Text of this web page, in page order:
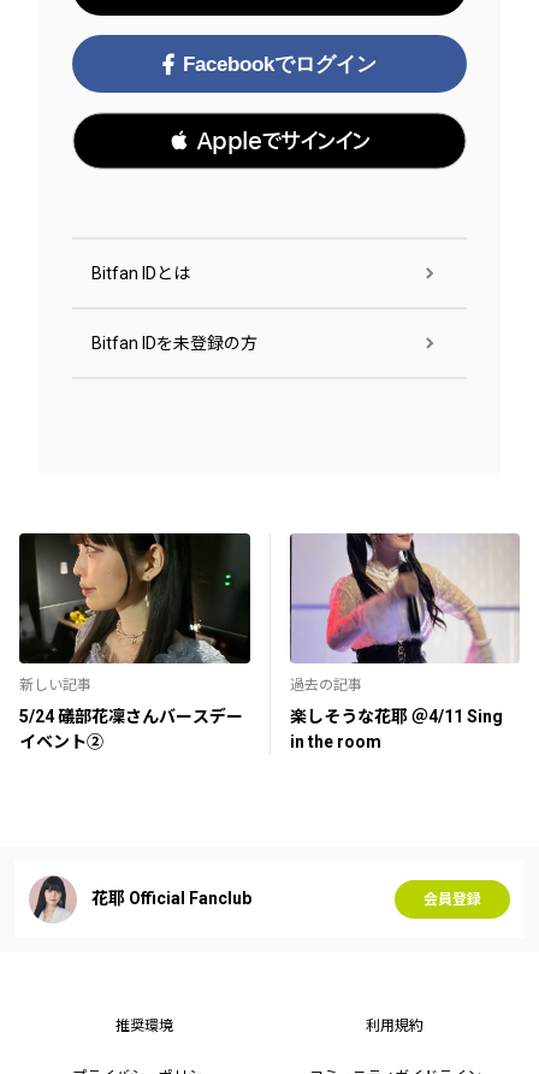
Facebookでログイン
 Appleでサインイン
Bitfan IDとは
Bitfan IDを未登録の方
新しい記事
5/24 礒部花凜さんバースデー
イベント②
過去の記事
楽しそうな花耶 ＠4/11 Sing
in the room
花耶 Official Fanclub 会員登録
推奨環境 利用規約